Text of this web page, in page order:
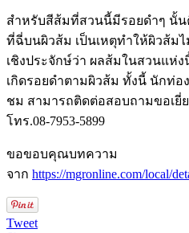
สำหรับสีส้มที่สวนนี้มีรอยดำๆ นั้น
ที่ฉี่บนผิวส้ม เป็นเหตุทำให้ผิวส้ม
เชิงประจักษ์ว่า ผลส้มในสวนแห่
เกิดรอยดำตามผิวส้ม ทั้งนี้ นักท่อ
ชม สามารถติดต่อสอบถามขอเยี่
โทร.08-7953-5899
ขอขอบคุณบทความ
จาก https://mgronline.com/local/
Tweet